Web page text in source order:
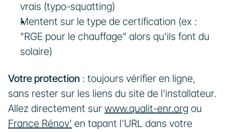
vrais (typo-squatting)
Mentent sur le type de certification (ex :
"RGE pour le chauffage" alors qu'ils font du
solaire)
Votre protection : toujours vérifier en ligne,
sans rester sur les liens du site de l'installateur.
Allez directement sur www.qualit-enr.org
France Rénov' en tapant l'URL dans votre